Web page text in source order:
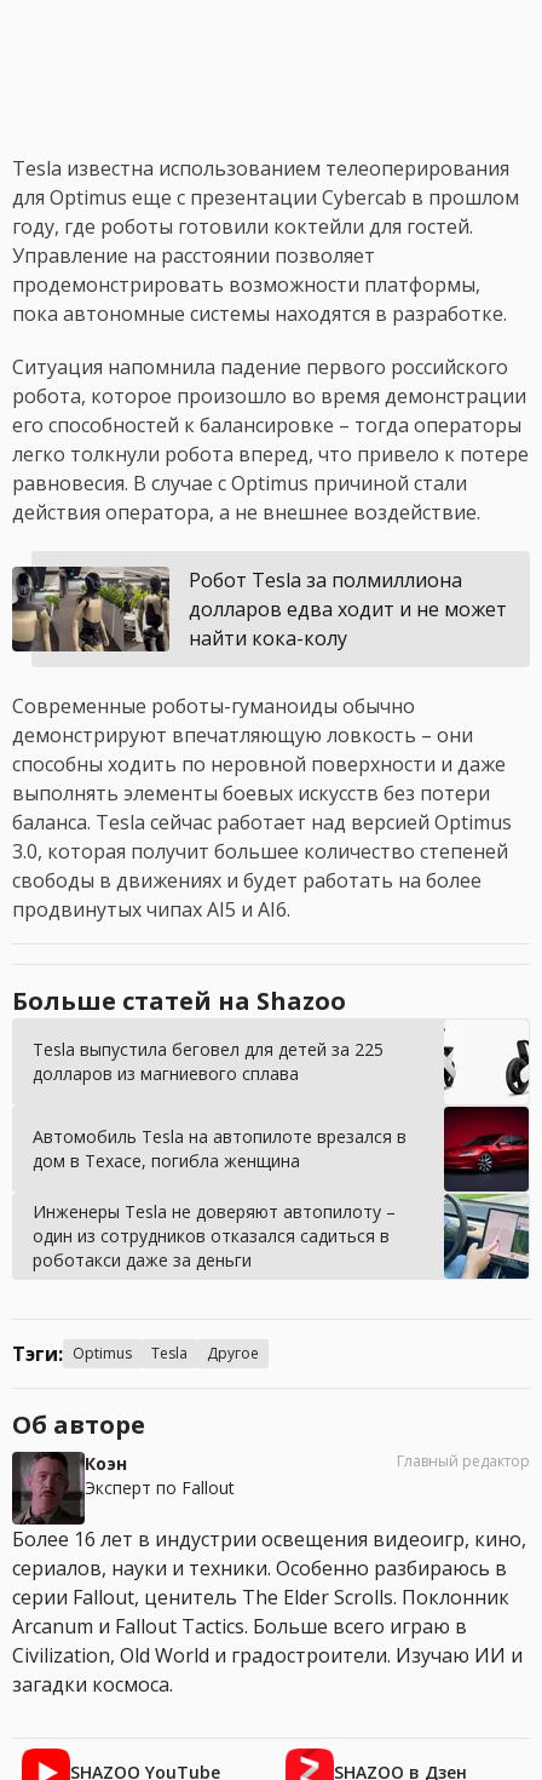
Tesla известна использованием телеоперирования
для Optimus еще с презентации Cybercab в прошлом
году, где роботы готовили коктейли для гостей.
Управление на расстоянии позволяет
продемонстрировать возможности платформы,
пока автономные системы находятся в разработке.
Ситуация напомнила падение первого российского
робота, которое произошло во время демонстрации
его способностей к балансировке – тогда операторы
легко толкнули робота вперед, что привело к потере
равновесия. В случае с Optimus причиной стали
действия оператора, а не внешнее воздействие.
Робот Tesla за полмиллиона
долларов едва ходит и не может
найти кока-колу
Современные роботы-гуманоиды обычно
демонстрируют впечатляющую ловкость – они
способны ходить по неровной поверхности и даже
выполнять элементы боевых искусств без потери
баланса. Tesla сейчас работает над версией Optimus
3.0, которая получит большее количество степеней
свободы в движениях и будет работать на более
продвинутых чипах AI5 и AI6.
Больше статей на Shazoo
Tesla выпустила беговел для детей за 225
долларов из магниевого сплава
Автомобиль Tesla на автопилоте врезался в
дом в Техасе, погибла женщина
Инженеры Tesla не доверяют автопилоту –
один из сотрудников отказался садиться в
роботакси даже за деньги
Тэги: Optimus Tesla Другое
Об авторе
Коэн
Эксперт по Fallout
Главный редактор
Более 16 лет в индустрии освещения видеоигр, кино,
сериалов, науки и техники. Особенно разбираюсь в
серии Fallout, ценитель The Elder Scrolls. Поклонник
Arcanum и Fallout Tactics. Больше всего играю в
Civilization, Old World и градостроители. Изучаю ИИ и
загадки космоса.
SHAZOO YouTube SHAZOO в Дзен